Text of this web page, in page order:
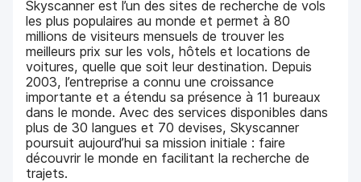
Skyscanner est l’un des sites de recherche de vols
les plus populaires au monde et permet à 80
millions de visiteurs mensuels de trouver les
meilleurs prix sur les vols, hôtels et locations de
voitures, quelle que soit leur destination. Depuis
2003, l’entreprise a connu une croissance
importante et a étendu sa présence à 11 bureaux
dans le monde. Avec des services disponibles dans
plus de 30 langues et 70 devises, Skyscanner
poursuit aujourd’hui sa mission initiale : faire
découvrir le monde en facilitant la recherche de
trajets.